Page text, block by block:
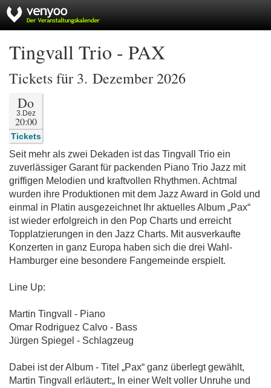
Tingvall Trio - PAX
Tickets für 3. Dezember 2026
Do
3.Dez
20:00
Tickets
Seit mehr als zwei Dekaden ist das Tingvall Trio ein
zuverlässiger Garant für packenden Piano Trio Jazz mit
griffigen Melodien und kraftvollen Rhythmen. Achtmal
wurden ihre Produktionen mit dem Jazz Award in Gold und
einmal in Platin ausgezeichnet Ihr aktuelles Album „Pax“
ist wieder erfolgreich in den Pop Charts und erreicht
Topplatzierungen in den Jazz Charts. Mit ausverkaufte
Konzerten in ganz Europa haben sich die drei Wahl-
Hamburger eine besondere Fangemeinde erspielt.
Line Up:
Martin Tingvall - Piano
Omar Rodriguez Calvo - Bass
Jürgen Spiegel - Schlagzeug
Dabei ist der Album - Titel „Pax“ ganz überlegt gewählt,
Martin Tingvall erläutert:„ In einer Welt voller Unruhe und